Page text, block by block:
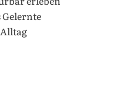
Gelernte